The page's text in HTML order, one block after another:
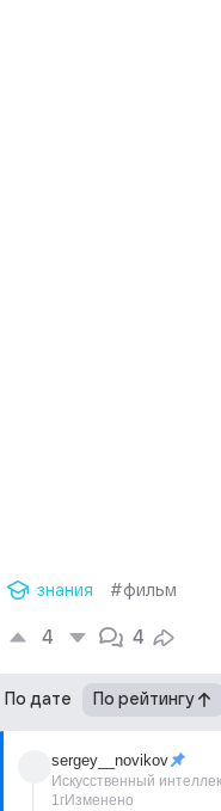
знания #фильм
4 4
По дате По рейтингу
sergey__novikov
Искусственный
1гИзменено